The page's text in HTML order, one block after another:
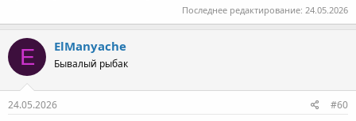
Последнее редактирование: 24.05.2026
E ElManyache
Бывалый рыбак
24.05.2026 #60